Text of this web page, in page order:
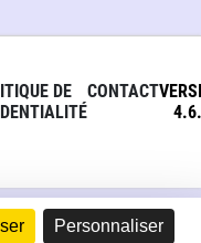
Personnaliser
DE
CONTACT